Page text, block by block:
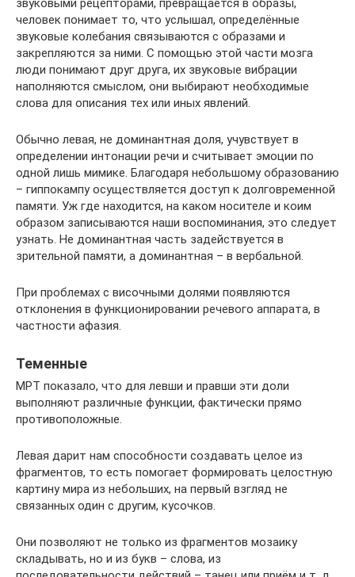
звуковыми рецепторами, превращается в образы,
человек понимает то, что услышал, определённые
звуковые колебания связываются с образами и
закрепляются за ними. С помощью этой части мозга
люди понимают друг друга, их звуковые вибрации
наполняются смыслом, они выбирают необходимые
слова для описания тех или иных явлений.
Обычно левая, не доминантная доля, учувствует в
определении интонации речи и считывает эмоции по
одной лишь мимике. Благодаря небольшому образованию
– гиппокампу осуществляется доступ к долговременной
памяти. Уж где находится, на каком носителе и коим
образом записываются наши воспоминания, это следует
узнать. Не доминантная часть задействуется в
зрительной памяти, а доминантная – в вербальной.
При проблемах с височными долями появляются
отклонения в функционировании речевого аппарата, в
частности афазия.
Теменные
МРТ показало, что для левши и правши эти доли
выполняют различные функции, фактически прямо
противоположные.
Левая дарит нам способности создавать целое из
фрагментов, то есть помогает формировать целостную
картину мира из небольших, на первый взгляд не
связанных один с другим, кусочков.
Они позволяют не только из фрагментов мозаику
складывать, но и из букв – слова, из